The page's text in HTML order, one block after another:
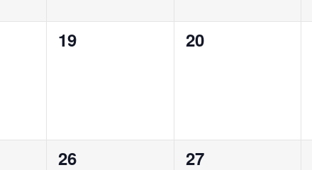
0
19
0
20
0
26
0
27